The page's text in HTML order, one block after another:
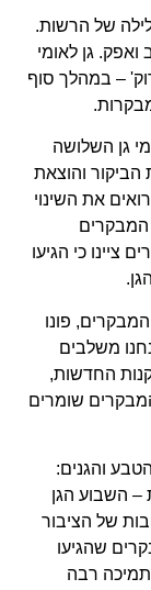
הלילה של הרשות.
ואפק. גן לאומי
– במהלך סוף
גן השלושה
הביקור והוצאת
את השינוי
ציינו כי הגיעו
פונו
משלבים
החדשות,
שומרים
והגנים:
השבוע הגן
של הציבור
שהגיעו
רבה